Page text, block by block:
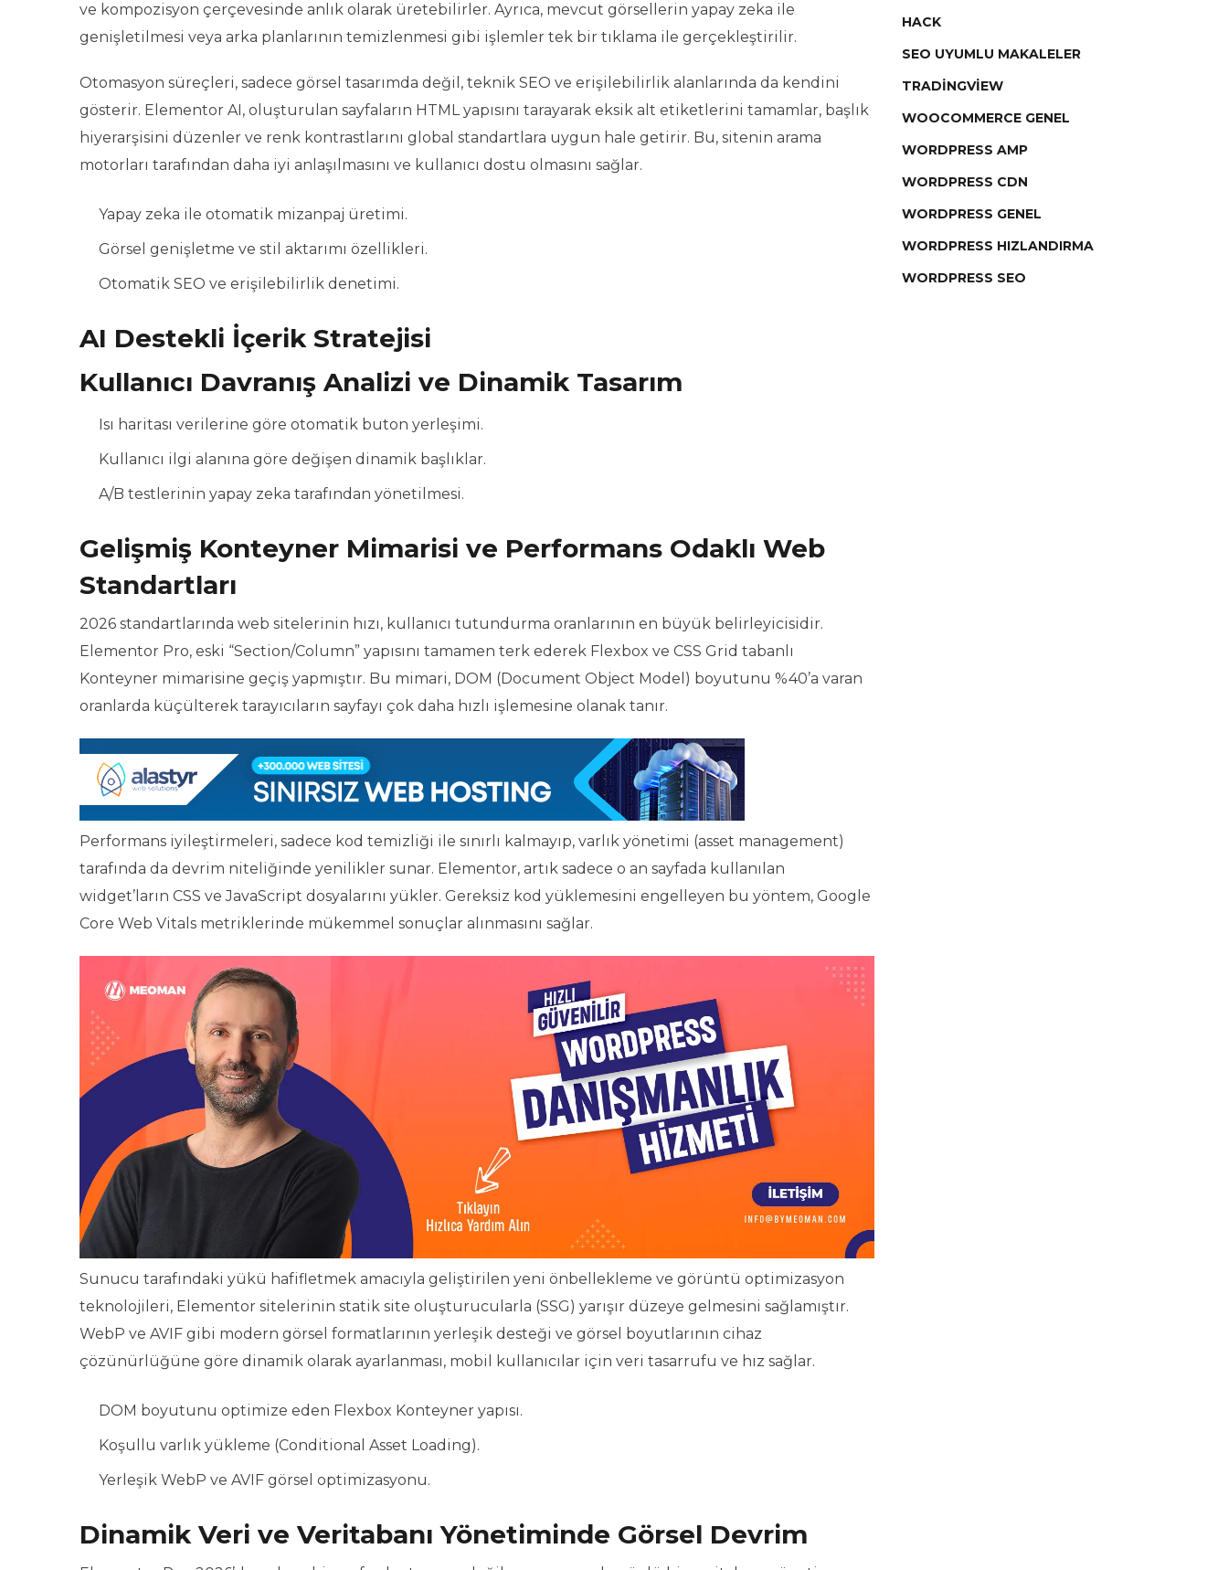
ve kompozisyon çerçevesinde anlık olarak üretebilirler. Ayrıca, mevcut görsellerin yapay zeka ile
genişletilmesi veya arka planlarının temizlenmesi gibi işlemler tek bir tıklama ile gerçekleştirilir.
Otomasyon süreçleri, sadece görsel tasarımda değil, teknik SEO ve erişilebilirlik alanlarında da kendini
gösterir. Elementor AI, oluşturulan sayfaların HTML yapısını tarayarak eksik alt etiketlerini tamamlar, başlık
hiyerarşisini düzenler ve renk kontrastlarını global standartlara uygun hale getirir. Bu, sitenin arama
motorları tarafından daha iyi anlaşılmasını ve kullanıcı dostu olmasını sağlar.
Yapay zeka ile otomatik mizanpaj üretimi.
Görsel genişletme ve stil aktarımı özellikleri.
Otomatik SEO ve erişilebilirlik denetimi.
AI Destekli İçerik Stratejisi
Kullanıcı Davranış Analizi ve Dinamik Tasarım
Isı haritası verilerine göre otomatik buton yerleşimi.
Kullanıcı ilgi alanına göre değişen dinamik başlıklar.
A/B testlerinin yapay zeka tarafından yönetilmesi.
Gelişmiş Konteyner Mimarisi ve Performans Odaklı Web
Standartları
2026 standartlarında web sitelerinin hızı, kullanıcı tutundurma oranlarının en büyük belirleyicisidir.
Elementor Pro, eski “Section/Column” yapısını tamamen terk ederek Flexbox ve CSS Grid tabanlı
Konteyner mimarisine geçiş yapmıştır. Bu mimari, DOM (Document Object Model) boyutunu %40’a varan
oranlarda küçülterek tarayıcıların sayfayı çok daha hızlı işlemesine olanak tanır.
Performans iyileştirmeleri, sadece kod temizliği ile sınırlı kalmayıp, varlık yönetimi (asset management)
tarafında da devrim niteliğinde yenilikler sunar. Elementor, artık sadece o an sayfada kullanılan
widget’ların CSS ve JavaScript dosyalarını yükler. Gereksiz kod yüklemesini engelleyen bu yöntem, Google
Core Web Vitals metriklerinde mükemmel sonuçlar alınmasını sağlar.
Sunucu tarafındaki yükü hafifletmek amacıyla geliştirilen yeni önbellekleme ve görüntü optimizasyon
teknolojileri, Elementor sitelerinin statik site oluşturucularla (SSG) yarışır düzeye gelmesini sağlamıştır.
WebP ve AVIF gibi modern görsel formatlarının yerleşik desteği ve görsel boyutlarının cihaz
çözünürlüğüne göre dinamik olarak ayarlanması, mobil kullanıcılar için veri tasarrufu ve hız sağlar.
DOM boyutunu optimize eden Flexbox Konteyner yapısı.
Koşullu varlık yükleme (Conditional Asset Loading).
Yerleşik WebP ve AVIF görsel optimizasyonu.
Dinamik Veri ve Veritabanı Yönetiminde Görsel Devrim
HACK
SEO UYUMLU MAKALELER
TRADINGVIEW
WOOCOMMERCE GENEL
WORDPRESS AMP
WORDPRESS CDN
WORDPRESS GENEL
WORDPRESS HIZLANDIRMA
WORDPRESS SEO